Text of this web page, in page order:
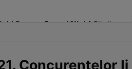
Pentru FemeiClick! Sănătate
Concurentelor li